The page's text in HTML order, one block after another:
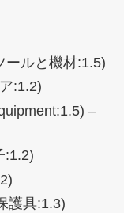
ールと機材:1.5)
:1.2)
–
:1.2)
護具:1.3)